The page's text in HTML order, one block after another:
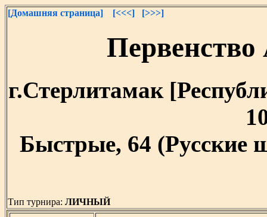
[Домашняя страница] [<<<] [>>>]
г.Стерлитамак
Быстрые, 64 (Русские
Тип турнира: ЛИЧНЫЙ